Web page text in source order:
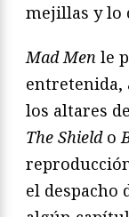
mejillas y lo
Mad Men le
entretenida,
los altares
The Shieldo
el despacho